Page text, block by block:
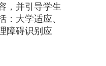
，并引导学生
大学适应、
障碍识别应